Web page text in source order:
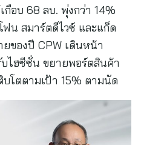
อบ 68 ลบ. พุ่งกว่า 14%
น สมาร์ตดีไวซ์ และแก็ด
ของปี CPW เดินหน้า
ไฮซีซั่น ขยายพอร์ตสินค้า
โตตามเป้า 15% ตามนัด